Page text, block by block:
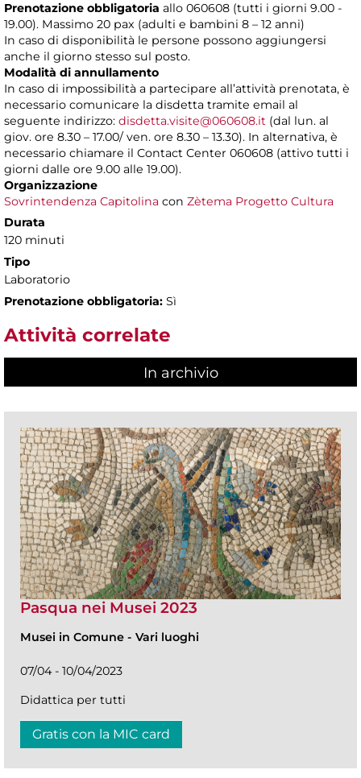
Prenotazione obbligatoria allo 060608 (tutti i giorni 9.00 -
19.00). Massimo 20 pax (adulti e bambini 8 – 12 anni)
In caso di disponibilità le persone possono aggiungersi
anche il giorno stesso sul posto.
Modalità di annullamento
In caso di impossibilità a partecipare all’attività prenotata, è
necessario comunicare la disdetta tramite email al
seguente indirizzo: disdetta.visite@060608.it (dal lun. al
giov. ore 8.30 – 17.00/ ven. ore 8.30 – 13.30). In alternativa, è
necessario chiamare il Contact Center 060608 (attivo tutti i
giorni dalle ore 9.00 alle 19.00).
Organizzazione
Sovrintendenza Capitolina con Zètema Progetto Cultura
Durata
120 minuti
Tipo
Laboratorio
Prenotazione obbligatoria: Sì
Attività correlate
In archivio
Pasqua nei Musei 2023
Musei in Comune - Vari luoghi
07/04 - 10/04/2023
Didattica per tutti
Gratis con la MIC card